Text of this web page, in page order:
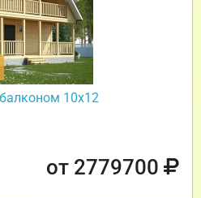
10х12
от 2779700